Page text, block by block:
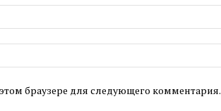
браузере для следующего комментария.